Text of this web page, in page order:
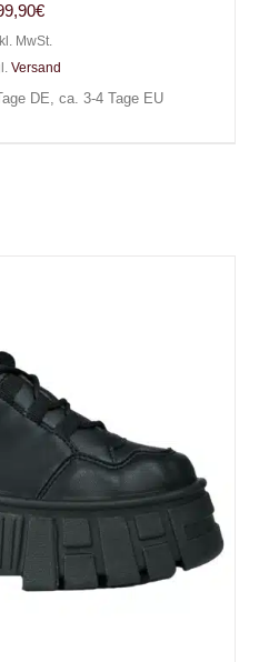
€
MwSt.
Versand
DE, ca. 3-4 Tage EU